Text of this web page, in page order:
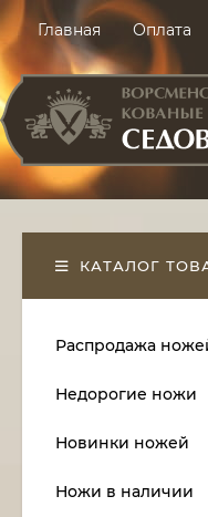
Главная Оплата
КАТАЛОГ
Распродажа
Недорогие ножи
Новинки ножей
Ножи в наличии